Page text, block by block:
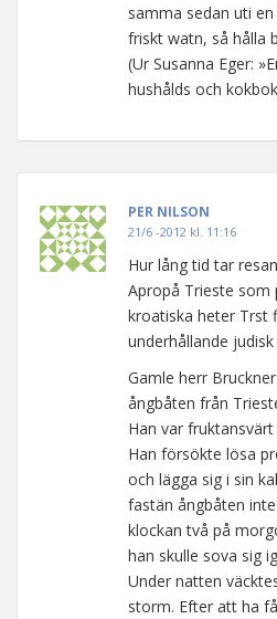
samma sedan uti
friskt watn, så hålla
(Ur Susanna Eger:
hushålds och
PER NILSON
21/6 -2012 kl. 11:16
Hur lång tid tar
Apropå Trieste som
kroatiska heter Trst
underhållande
Gamle herr
ångbåten från
Han var
Han försökte lösa
och lägga sig i sin
fastän ångbåten
klockan två på
han skulle sova sig
Under natten
storm. Efter att ha